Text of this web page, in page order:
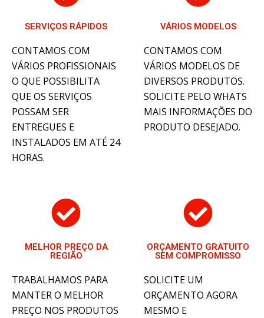
SERVIÇOS RÁPIDOS
CONTAMOS COM
VÁRIOS PROFISSIONAIS
O QUE POSSIBILITA
QUE OS SERVIÇOS
POSSAM SER
ENTREGUES E
INSTALADOS EM ATÉ 24
HORAS.
VÁRIOS MODELOS
CONTAMOS COM
VÁRIOS MODELOS DE
DIVERSOS PRODUTOS.
SOLICITE PELO WHATS
MAIS INFORMAÇÕES DO
PRODUTO DESEJADO.
MELHOR PREÇO DA
REGIÃO
TRABALHAMOS PARA
MANTER O MELHOR
PREÇO NOS PRODUTOS
ORÇAMENTO GRATUITO
SEM COMPROMISSO
SOLICITE UM
ORÇAMENTO AGORA
MESMO E